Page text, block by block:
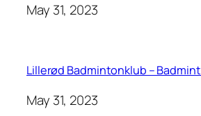
May 31, 2023
Lillerød Badmintonklub –
May 31, 2023